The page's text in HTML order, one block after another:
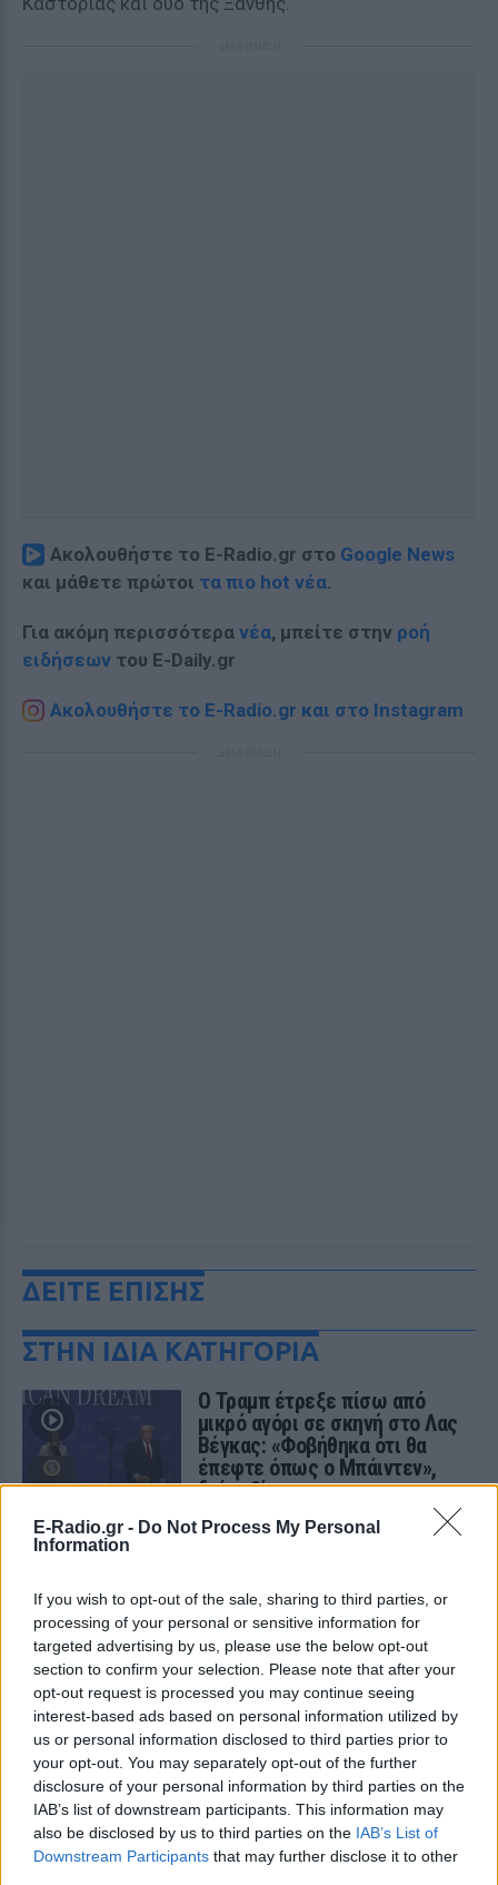
E-Radio.gr - Do Not Process My Personal
Information
If you wish to opt-out of the sale, sharing to third parties, or
processing of your personal or sensitive information for
targeted advertising by us, please use the below opt-out
section to confirm your selection. Please note that after your
opt-out request is processed you may continue seeing
interest-based ads based on personal information utilized by
us or personal information disclosed to third parties prior to
your opt-out. You may separately opt-out of the further
disclosure of your personal information by third parties on the
IAB’s list of downstream participants. This information may
also be disclosed by us to third parties on the IAB’s List of
Downstream Participants that may further disclose it to other
Ακολουθήστε το E-Radio.gr στο Google News
και μάθετε πρώτοι τα πιο hot νέα.
Για ακόμη περισσότερα νέα, μπείτε στην ροή
ειδήσεων του E-Daily.gr
Ακολουθήστε το E-Radio.gr και στο Instagram
ΔΕΙΤΕ ΕΠΙΣΗΣ
ΣΤΗΝ ΙΔΙΑ ΚΑΤΗΓΟΡΙΑ
Ο Τραμπ έτρεξε πίσω από
μικρό αγόρι σε σκηνή στο Λας
Βέγκας: «Φοβήθηκα ότι θα
έπεφτε όπως ο Μπάιντεν»,
δείτε βίντεο
ΣΉΜΕΡΑ
Μυστράς: «Δεν ήταν οικονομικό
το κίνητρο» υποστηρίζει ο
συνήγορος του 55χρονου που
είχε τη σορό του πατέρα του σε
καταψύκτη
ΣΉΜΕΡΑ
Ο ίδιος δήλωσε ότι ο πελάτης του είχε
μια εξαιρετικά έντονη συναισθηματική
εξάρτηση από τους γονείς του
Βόλος: 26χρονος απείλησε να
σφάξει τη μητέρα του και